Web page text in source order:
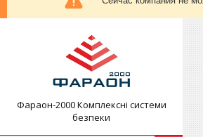
Фараон-2000 Комплексні системи
безпеки